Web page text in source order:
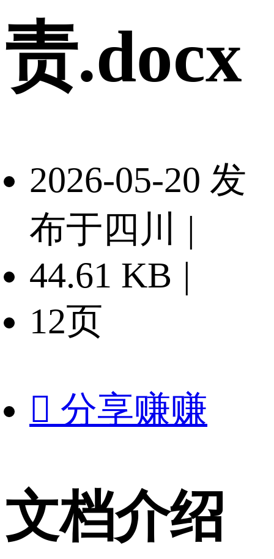
责.docx
2026-05-20 发
布于四川
|
44.61 KB |
12页
 分享赚赚
文档介绍